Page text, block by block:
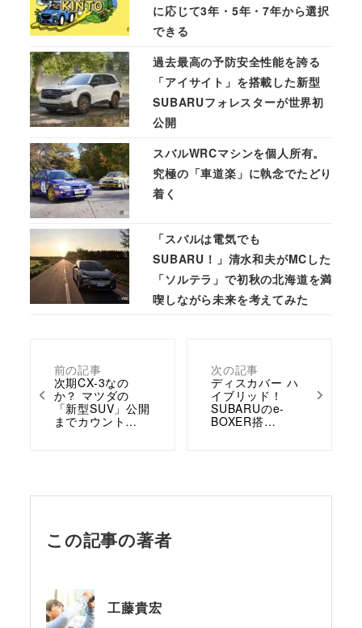
前の記事
次期CX-3なの
か？ マツダの
「新型SUV」公開
までカウント…
次の記事
ディスカバー ハ
イブリッド！
SUBARUのe-
BOXER搭…
に応じて3年・5年・7年から選択
できる
過去最高の予防安全性能を誇る
「アイサイト」を搭載した新型
SUBARUフォレスターが世界初
公開
スバルWRCマシンを個人所有。
究極の「車道楽」に執念でたどり
着く
「スバルは電気でも
SUBARU！」清水和夫がMCした
「ソルテラ」で初秋の北海道を満
喫しながら未来を考えてみた
この記事の著者
工藤貴宏